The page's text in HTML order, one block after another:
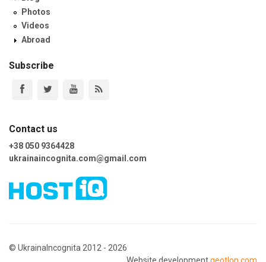
Photos
Videos
Abroad
Subscribe
Contact us
+38 050 9364428
ukrainaincognita.com@gmail.com
© UkrainaIncognita 2012 - 2026
Website developmentgeotlon.com